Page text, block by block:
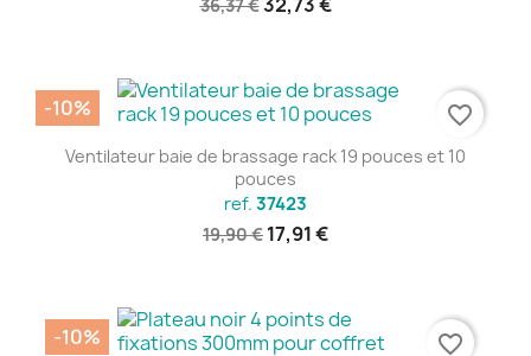
36,37 €
Ventilateur baie de brassage rack 19 pouces et 10
pouces
ref. 37423
19,90 € 17,91 €
-10% favorite_border
-10%
favorite_border